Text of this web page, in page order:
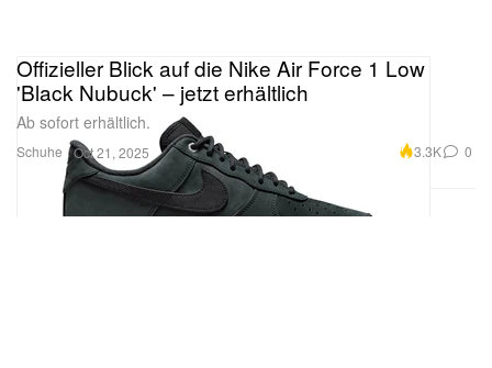
Schuhe
Offizieller Blick auf die Nike Air Force 1 Low
'Black Nubuck' – jetzt erhältlich
Ab sofort erhältlich.
Oct 21, 2025 3.3K 0